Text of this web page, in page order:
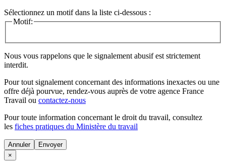
Sélectionnez un motif dans la liste ci-dessous :
Motif:
Nous vous rappelons que le signalement abusif est strictement
interdit.
Pour tout signalement concernant des informations inexactes ou une
offre déjà pourvue, rendez-vous auprès de votre agence France
Travail ou contactez-nous
Pour toute information concernant le droit du travail, consultez
les fiches pratiques du Ministère du travail
Annuler
×